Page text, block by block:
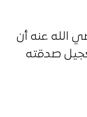
الله عنه أن
صدقته